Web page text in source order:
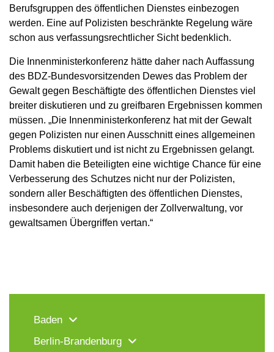
Berufsgruppen des öffentlichen Dienstes einbezogen
werden. Eine auf Polizisten beschränkte Regelung wäre
schon aus verfassungsrechtlicher Sicht bedenklich.
Die Innenministerkonferenz hätte daher nach Auffassung
des BDZ-Bundesvorsitzenden Dewes das Problem der
Gewalt gegen Beschäftigte des öffentlichen Dienstes viel
breiter diskutieren und zu greifbaren Ergebnissen kommen
müssen. „Die Innenministerkonferenz hat mit der Gewalt
gegen Polizisten nur einen Ausschnitt eines allgemeinen
Problems diskutiert und ist nicht zu Ergebnissen gelangt.
Damit haben die Beteiligten eine wichtige Chance für eine
Verbesserung des Schutzes nicht nur der Polizisten,
sondern aller Beschäftigten des öffentlichen Dienstes,
insbesondere auch derjenigen der Zollverwaltung, vor
gewaltsamen Übergriffen vertan.“
Baden
Berlin-Brandenburg